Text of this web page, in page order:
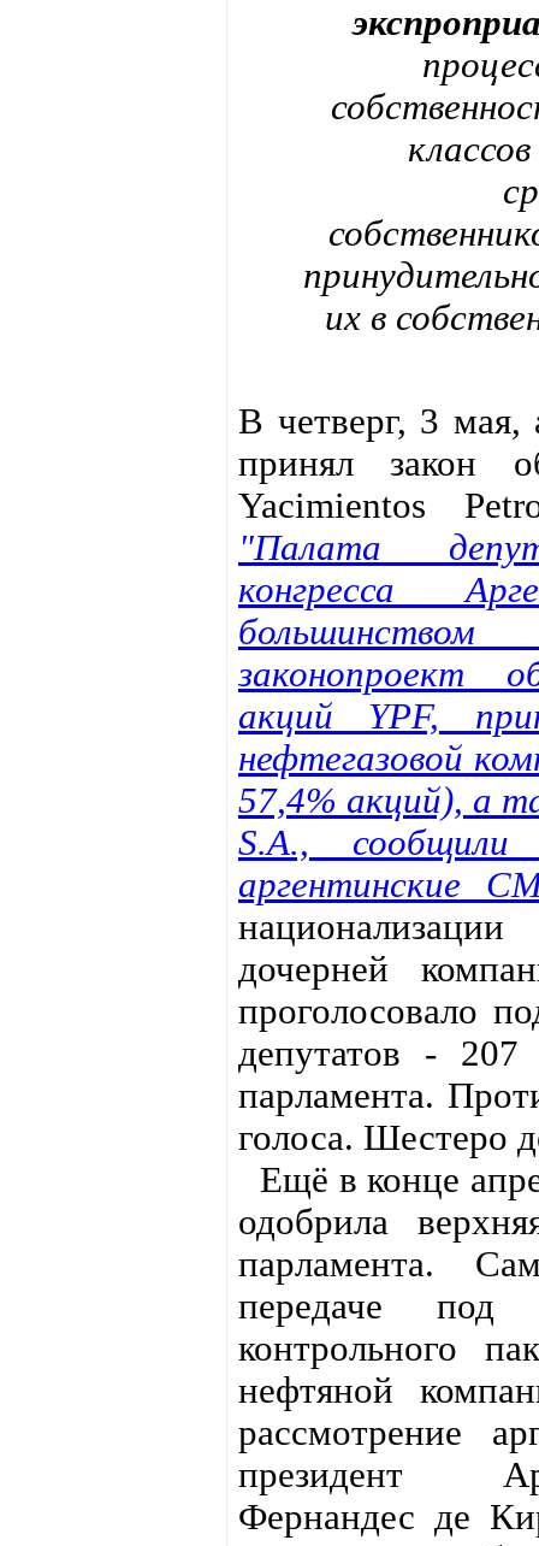
их в
В четверг, 3 мая,
принял закон
Yacimientos
"Палата
конгресса
законопроект
акций YPF,
нефтегазовой
57,4% акций), а
S.A.,
аргентинские
дочерней
проголосовало
депутатов -
парламента.
голоса. Шестеро
Ещё в конце
одобрила
парламента.
передаче под
контрольного
нефтяной
рассмотрение
президент
Фернандес де